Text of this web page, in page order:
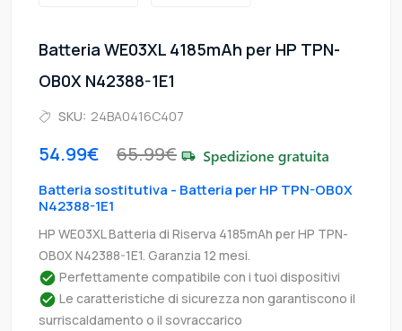
Batteria WE03XL 4185mAh per HP TPN-
OB0X N42388-1E1
SKU: 24BA0416C407
54.99€ 65.99€
Batteria sostitutiva - Batteria per HP TPN-OB0X
N42388-1E1
HP WE03XL Batteria di Riserva 4185mAh per HP TPN-
OB0X N42388-1E1. Garanzia 12 mesi.
Perfettamente compatibile con i tuoi dispositivi
Le caratteristiche di sicurezza non garantiscono il
surriscaldamento o il sovraccarico